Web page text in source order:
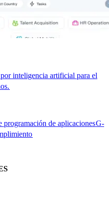
inteligencia artificial para el
programación de aplicaciones​​G-